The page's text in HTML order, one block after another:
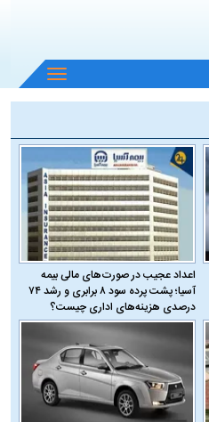
باز
و
منو
اعداد عجیب در صورت‌های مالی بیمه
آسیا؛ پشت پرده سود ۸ برابری و رشد ۷۴
درصدی هزینه‌های اداری چیست؟